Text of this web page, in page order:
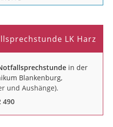
LK Harz
in der
Blankenburg,
und Aushänge).
490